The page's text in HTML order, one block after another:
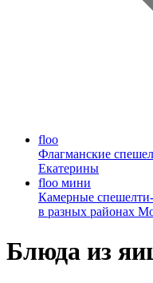
floo
Флагманские
Екатерины
floo мини
Камерные
в разных районах
Блюда из